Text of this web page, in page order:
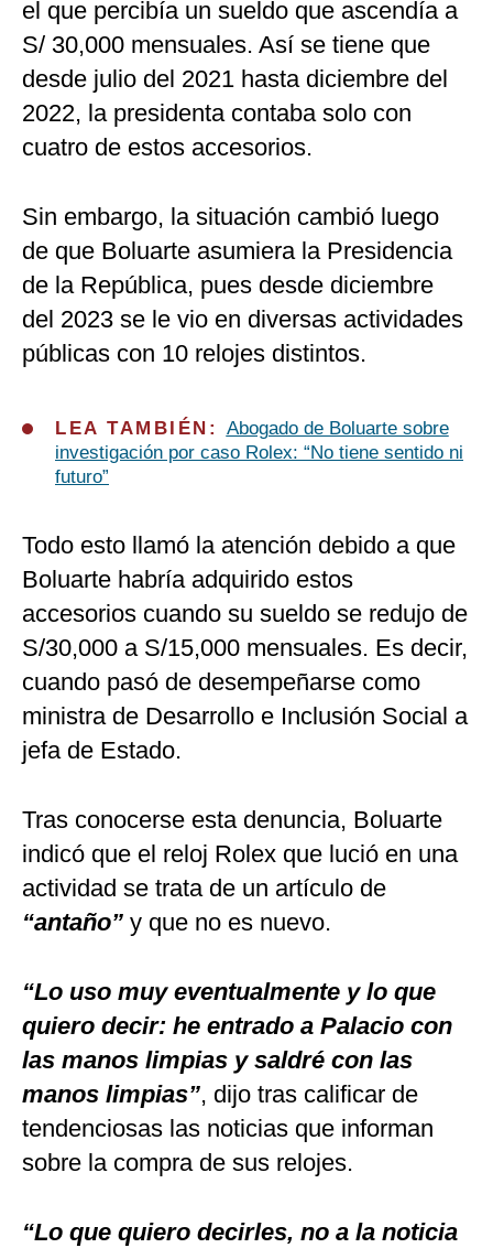
el que percibía un sueldo que ascendía a
S/ 30,000 mensuales. Así se tiene que
desde julio del 2021 hasta diciembre del
2022, la presidenta contaba solo con
cuatro de estos accesorios.
Sin embargo, la situación cambió luego
de que Boluarte asumiera la Presidencia
de la República, pues desde diciembre
del 2023 se le vio en diversas actividades
públicas con 10 relojes distintos.
LEA TAMBIÉN: Abogado de Boluarte sobre
investigación por caso Rolex: “No tiene sentido ni
futuro”
Todo esto llamó la atención debido a que
Boluarte habría adquirido estos
accesorios cuando su sueldo se redujo de
S/30,000 a S/15,000 mensuales. Es decir,
cuando pasó de desempeñarse como
ministra de Desarrollo e Inclusión Social a
jefa de Estado.
Tras conocerse esta denuncia, Boluarte
indicó que el reloj Rolex que lució en una
actividad se trata de un artículo de
“antaño” y que no es nuevo.
“Lo uso muy eventualmente y lo que
quiero decir: he entrado a Palacio con
las manos limpias y saldré con las
manos limpias”, dijo tras calificar de
tendenciosas las noticias que informan
sobre la compra de sus relojes.
“Lo que quiero decirles, no a la noticia